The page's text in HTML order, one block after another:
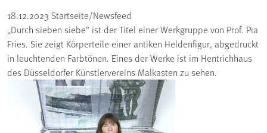
18.12.2023 Startseite/Newsfeed
„Durch sieben siebe“ ist der Titel einer Werkgruppe von Prof. Pia
Fries. Sie zeigt Körperteile einer antiken Heldenfigur, abgedruckt
in leuchtenden Farbtönen. Eines der Werke ist im Hentrichhaus
des Düsseldorfer Künstlervereins Malkasten zu sehen.